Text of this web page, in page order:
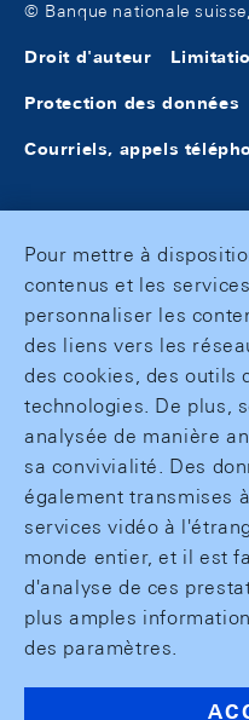
© Banque nationale
Droit d'auteur
Protection des données
Courriels, appels
Pour mettre à
contenus et les
personnaliser les
des liens vers les
des cookies, des outils
technologies. De plus,
analysée de manière
sa convivialité. Des
également transmises
services vidéo à
monde entier, et il est
d'analyse de ces
plus amples
des paramètres.